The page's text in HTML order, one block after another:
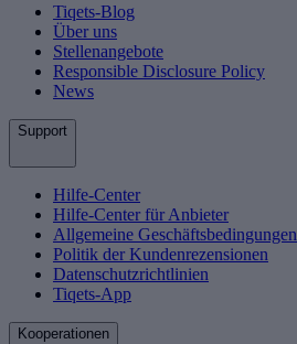
Tiqets-Blog
Über uns
Stellenangebote
Responsible Disclosure Policy
News
Support
Hilfe-Center
Hilfe-Center für Anbieter
Allgemeine Geschäftsbedingungen
Politik der Kundenrezensionen
Datenschutzrichtlinien
Tiqets-App
Kooperationen